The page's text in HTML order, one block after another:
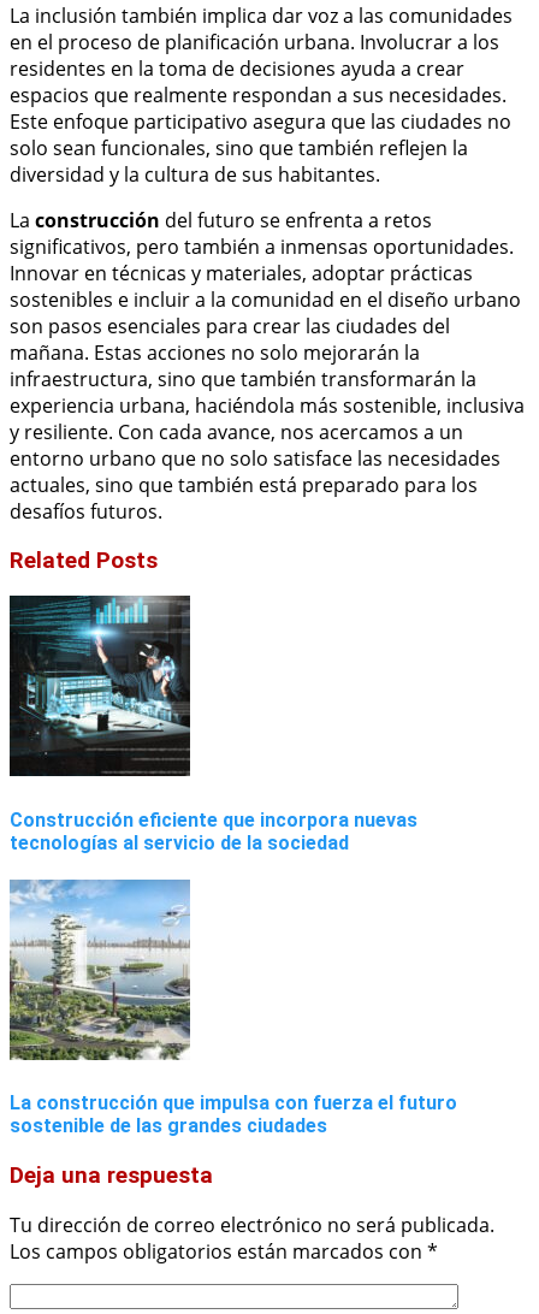
La inclusión también implica dar voz a las comunidades
en el proceso de planificación urbana. Involucrar a los
residentes en la toma de decisiones ayuda a crear
espacios que realmente respondan a sus necesidades.
Este enfoque participativo asegura que las ciudades no
solo sean funcionales, sino que también reflejen la
diversidad y la cultura de sus habitantes.
La construcción del futuro se enfrenta a retos
significativos, pero también a inmensas oportunidades.
Innovar en técnicas y materiales, adoptar prácticas
sostenibles e incluir a la comunidad en el diseño urbano
son pasos esenciales para crear las ciudades del
mañana. Estas acciones no solo mejorarán la
infraestructura, sino que también transformarán la
experiencia urbana, haciéndola más sostenible, inclusiva
y resiliente. Con cada avance, nos acercamos a un
entorno urbano que no solo satisface las necesidades
actuales, sino que también está preparado para los
desafíos futuros.
Related Posts
Construcción eficiente que incorpora nuevas
tecnologías al servicio de la sociedad
La construcción que impulsa con fuerza el futuro
sostenible de las grandes ciudades
Deja una respuesta
Tu dirección de correo electrónico no será publicada.
Los campos obligatorios están marcados con *